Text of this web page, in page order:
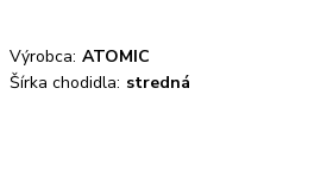
Výrobca: ATOMIC
Šírka chodidla: stredná